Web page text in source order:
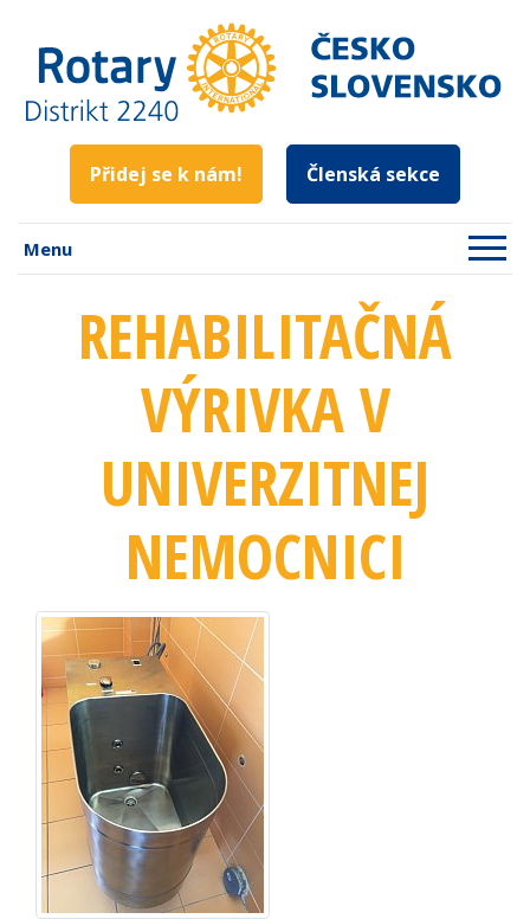
Přidej se k nám! Členská sekce
Menu
REHABILITAČNÁ
VÝRIVKA V
UNIVERZITNEJ
NEMOCNICI